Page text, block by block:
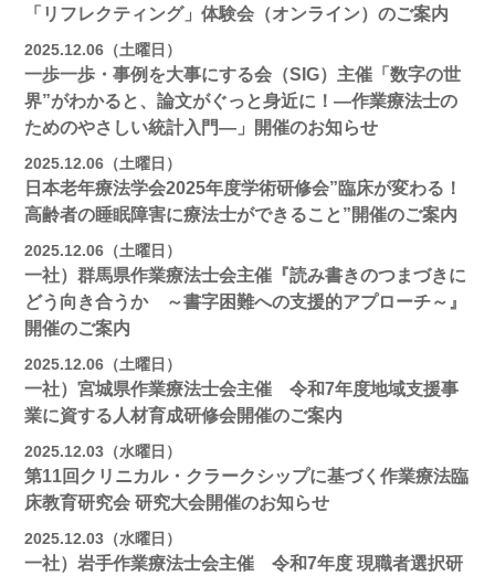
「リフレクティング」体験会（オンライン）のご案内
2025.12.06（土曜日）
一歩一歩・事例を大事にする会（SIG）主催「数字の世
界”がわかると、論文がぐっと身近に！―作業療法士の
ためのやさしい統計入門―」開催のお知らせ
2025.12.06（土曜日）
日本老年療法学会2025年度学術研修会”臨床が変わる！
高齢者の睡眠障害に療法士ができること”開催のご案内
2025.12.06（土曜日）
一社）群馬県作業療法士会主催『読み書きのつまづきに
どう向き合うか ～書字困難への支援的アプローチ～』
開催のご案内
2025.12.06（土曜日）
一社）宮城県作業療法士会主催 令和7年度地域支援事
業に資する人材育成研修会開催のご案内
2025.12.03（水曜日）
第11回クリニカル・クラークシップに基づく作業療法臨
床教育研究会 研究大会開催のお知らせ
2025.12.03（水曜日）
一社）岩手作業療法士会主催 令和7年度 現職者選択研